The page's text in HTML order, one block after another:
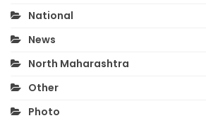
National
News
North Maharashtra
Other
Photo